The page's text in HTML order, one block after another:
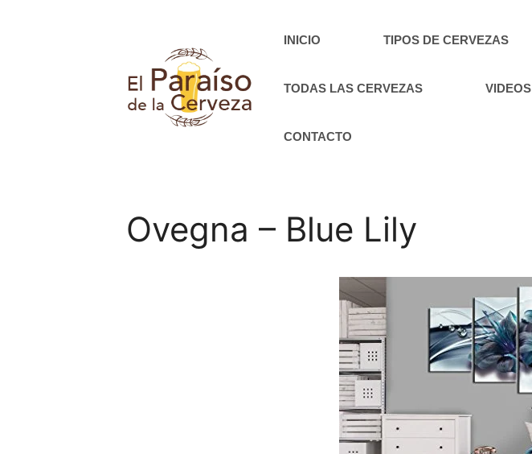
INICIO TIPOS DE CERVEZAS
TODAS LAS CERVEZAS VIDEOS
CONTACTO
Ovegna – Blue Lily